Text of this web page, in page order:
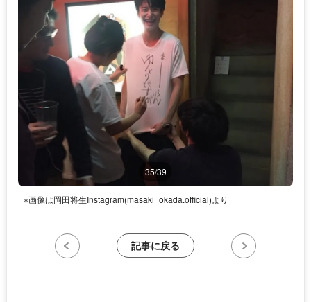
35/39
※画像は岡田将生Instagram(masaki_okada.official)より
記事に戻る